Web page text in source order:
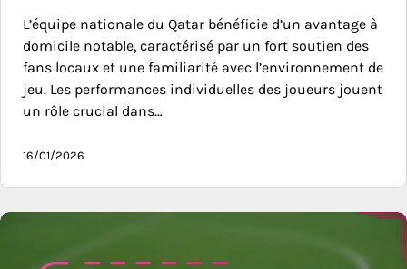
L’équipe nationale du Qatar bénéficie d’un avantage à
domicile notable, caractérisé par un fort soutien des
fans locaux et une familiarité avec l’environnement de
jeu. Les performances individuelles des joueurs jouent
un rôle crucial dans…
16/01/2026